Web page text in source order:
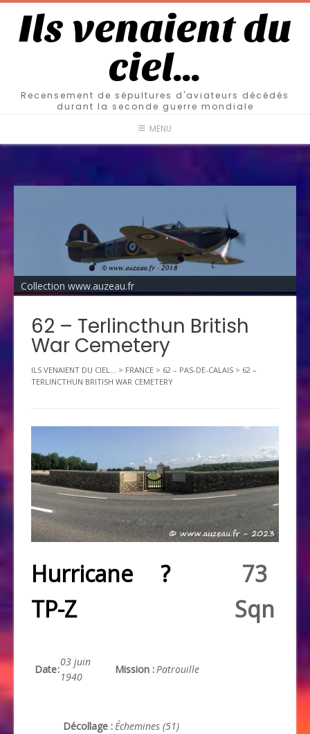
Ils venaient du
ciel…
Recensement de sépultures d'aviateurs décédés
durant la seconde guerre mondiale
MENU
Collection www.auzeau.fr
62 – Terlincthun British
War Cemetery
ILS VENAIENT DU CIEL... > FRANCE > 62 – PAS-DE-CALAIS > 62 –
TERLINCTHUN BRITISH WAR CEMETERY
Hurricane ?
TP-Z
73
Sqn
Date:
03 juin
1940
Mission :Patrouille
Décollage :Échemines (51)